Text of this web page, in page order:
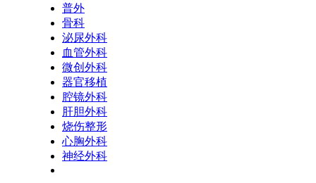
普外
骨科
泌尿外科
血管外科
微创外科
器官移植
腔镜外科
肝胆外科
烧伤整形
心胸外科
神经外科